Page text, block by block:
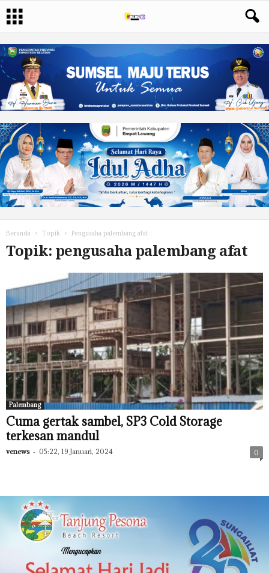
Beranda Topik Pengusaha palembang afat
Topik: pengusaha palembang afat
Palembang
Cuma gertak sambel, SP3 Cold Storage
terkesan mandul
venews - 05:22, 19 Januari, 2024 0